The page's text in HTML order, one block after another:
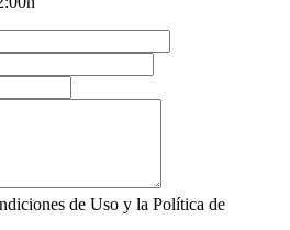
de Uso y la Política de